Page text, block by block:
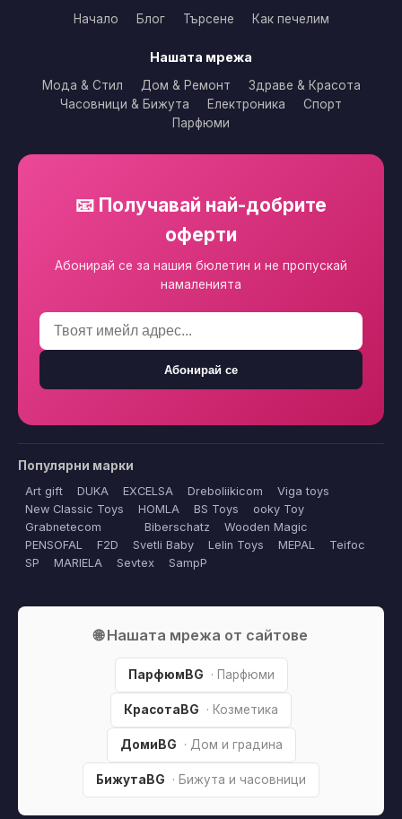
Начало Блог Търсене Как печелим
Нашата мрежа
Мода & Стил Дом & Ремонт
Здраве & Красота
Часовници & Бижута
Електроника
Спорт
Парфюми
📧 Получавай най-добрите
оферти
Абонирай се за нашия бюлетин и не пропускай
намаленията
Абонирай се
Популярни марки
Art gift DUKA EXCELSA Dreboliikicom
Viga toys
New Classic Toys
HOMLA BS Toys
ooky Toy
Grabnetecom
Biberschatz
Wooden Magic
PENSOFAL
F2D Svetli Baby Lelin Toys MEPAL
Teifoc
SP
MARIELA Sevtex SampP
🌐 Нашата мрежа от сайтове
ПарфюмBG · Парфюми
КрасотаBG · Козметика
ДомиBG · Дом и градина
БижутаBG · Бижута и часовници